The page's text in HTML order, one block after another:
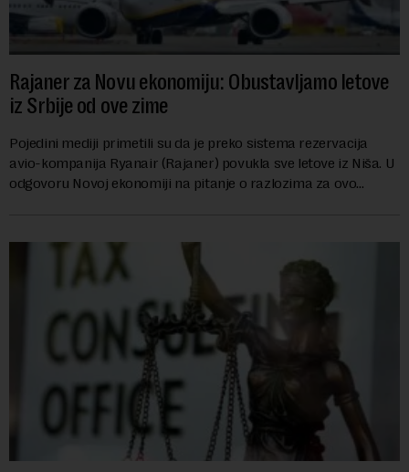
Rajaner za Novu ekonomiju: Obustavljamo letove
iz Srbije od ove zime
Pojedini mediji primetili su da je preko sistema rezervacija
avio-kompanija Ryanair (Rajaner) povukla sve letove iz Niša. U
odgovoru Novoj ekonomiji na pitanje o razlozima za ovo